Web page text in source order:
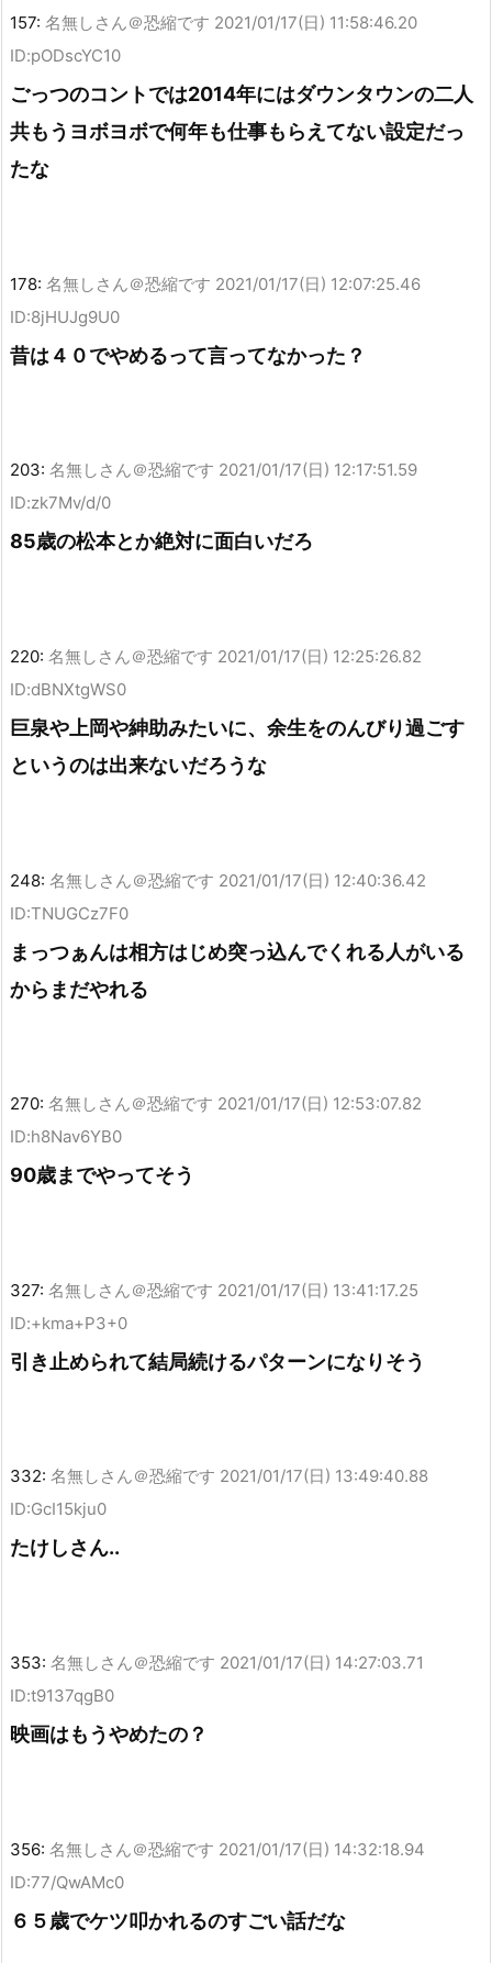
157: 名無しさん＠恐縮です 2021/01/17(日) 11:58:46.20
ID:pODscYC10
ごっつのコントでは2014年にはダウンタウンの二人
共もうヨボヨボで何年も仕事もらえてない設定だっ
たな
178: 名無しさん＠恐縮です 2021/01/17(日) 12:07:25.46
ID:8jHUJg9U0
昔は４０でやめるって言ってなかった？
203: 名無しさん＠恐縮です 2021/01/17(日) 12:17:51.59
ID:zk7Mv/d/0
85歳の松本とか絶対に面白いだろ
220: 名無しさん＠恐縮です 2021/01/17(日) 12:25:26.82
ID:dBNXtgWS0
巨泉や上岡や紳助みたいに、余生をのんびり過ごす
というのは出来ないだろうな
248: 名無しさん＠恐縮です 2021/01/17(日) 12:40:36.42
ID:TNUGCz7F0
まっつぁんは相方はじめ突っ込んでくれる人がいる
からまだやれる
270: 名無しさん＠恐縮です 2021/01/17(日) 12:53:07.82
ID:h8Nav6YB0
90歳までやってそう
327: 名無しさん＠恐縮です 2021/01/17(日) 13:41:17.25
ID:+kma+P3+0
引き止められて結局続けるパターンになりそう
332: 名無しさん＠恐縮です 2021/01/17(日) 13:49:40.88
ID:GcI15kju0
たけしさん..
353: 名無しさん＠恐縮です 2021/01/17(日) 14:27:03.71
ID:t9137qgB0
映画はもうやめたの？
356: 名無しさん＠恐縮です 2021/01/17(日) 14:32:18.94
ID:77/QwAMc0
６５歳でケツ叩かれるのすごい話だな